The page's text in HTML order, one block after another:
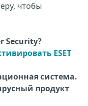
чтобы
Security?
ESET
система.
продукт